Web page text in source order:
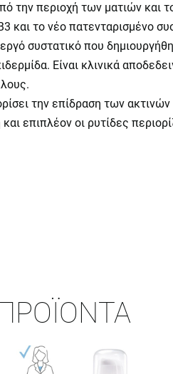
την περιοχή των ματιών και
και το νέο πατενταρισμένο
συστατικό που
Είναι κλινικά
την επίδραση των
επιπλέον οι ρυτίδες